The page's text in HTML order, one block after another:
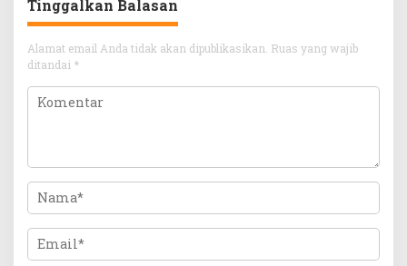
Tinggalkan Balasan
Alamat email Anda tidak akan dipublikasikan. Ruas yang wajib
ditandai *